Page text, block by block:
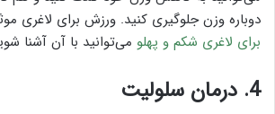
دوباره وزن جلوگیری کنید. ورزش برای لاغری
برای لاغری شکم و پهلو می‌توانید با آن آشنا
4. درمان سلولیت